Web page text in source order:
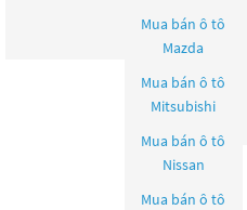
Mua bán ô tô
Mazda
Mua bán ô tô
Mitsubishi
Mua bán ô tô
Nissan
Mua bán ô tô